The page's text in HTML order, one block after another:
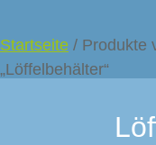
Startseite / Produkte
„Löffelbehälter“